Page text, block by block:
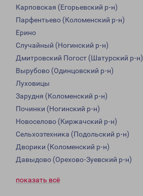
Карповская (Егорьевский р-н)
Парфентьево (Коломенский р-н)
Ерино
Случайный (Ногинский р-н)
Дмитровский Погост (Шатурский р-н)
Вырубово (Одинцовский р-н)
Луховицы
Зарудня (Коломенский р-н)
Починки (Ногинский р-н)
Новоселово (Киржачский р-н)
Сельхозтехника (Подольский р-н)
Дворики (Коломенский р-н)
Давыдово (Орехово-Зуевский р-н)
показать всё